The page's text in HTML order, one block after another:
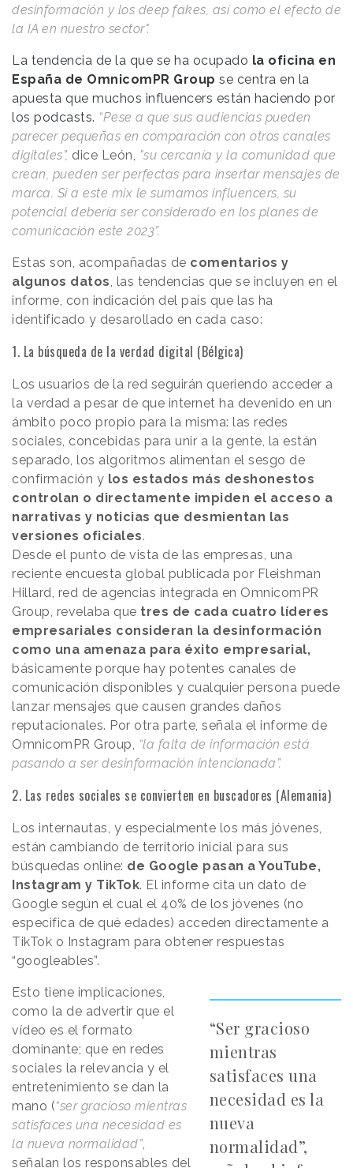
desinformación y los deep fakes, así como el efecto de
la IA en nuestro sector".
La tendencia de la que se ha ocupado la oficina en
España de OmnicomPR Group se centra en la
apuesta que muchos influencers están haciendo por
los podcasts. “Pese a que sus audiencias pueden
parecer pequeñas en comparación con otros canales
digitales”, dice León, "su cercanía y la comunidad que
crean, pueden ser perfectas para insertar mensajes de
marca. Si a este mix le sumamos influencers, su
potencial debería ser considerado en los planes de
comunicación este 2023”.
Estas son, acompañadas de comentarios y
algunos datos, las tendencias que se incluyen en el
informe, con indicación del país que las ha
identificado y desarollado en cada caso:
1. La búsqueda de la verdad digital (Bélgica)
Los usuarios de la red seguirán queriendo acceder a
la verdad a pesar de que internet ha devenido en un
ámbito poco propio para la misma: las redes
sociales, concebidas para unir a la gente, la están
separado, los algoritmos alimentan el sesgo de
confirmación y los estados más deshonestos
controlan o directamente impiden el acceso a
narrativas y noticias que desmientan las
versiones oficiales.
Desde el punto de vista de las empresas, una
reciente encuesta global publicada por Fleishman
Hillard, red de agencias integrada en OmnicomPR
Group, revelaba que tres de cada cuatro líderes
empresariales consideran la desinformación
como una amenaza para éxito empresarial,
básicamente porque hay potentes canales de
comunicación disponibles y cualquier persona puede
lanzar mensajes que causen grandes daños
reputacionales. Por otra parte, señala el informe de
OmnicomPR Group, “la falta de información está
pasando a ser desinformación intencionada”.
2. Las redes sociales se convierten en buscadores (Alemania)
Los internautas, y especialmente los más jóvenes,
están cambiando de territorio inicial para sus
búsquedas online: de Google pasan a YouTube,
Instagram y TikTok. El informe cita un dato de
Google según el cual el 40% de los jóvenes (no
especifica de qué edades) acceden directamente a
TikTok o Instagram para obtener respuestas
“googleables”.
“Ser gracioso
mientras
satisfaces una
necesidad es la
nueva
normalidad”,
Esto tiene implicaciones,
como la de advertir que el
vídeo es el formato
dominante; que en redes
sociales la relevancia y el
entretenimiento se dan la
mano (“ser gracioso mientras
satisfaces una necesidad es
la nueva normalidad”,
señalan los responsables del